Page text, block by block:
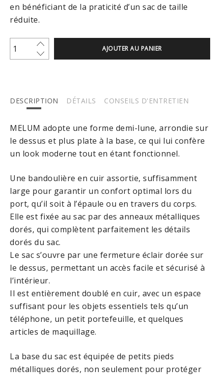
en bénéficiant de la praticité d’un sac de taille
réduite.
AJOUTER AU PANIER
DESCRIPTION DÉTAILS CONSEILS D'ENTRETIEN
MELUM adopte une forme demi-lune, arrondie sur
le dessus et plus plate à la base, ce qui lui confère
un look moderne tout en étant fonctionnel.
Une bandoulière en cuir assortie, suffisamment
large pour garantir un confort optimal lors du
port, qu’il soit à l’épaule ou en travers du corps.
Elle est fixée au sac par des anneaux métalliques
dorés, qui complètent parfaitement les détails
dorés du sac.
Le sac s’ouvre par une fermeture éclair dorée sur
le dessus, permettant un accès facile et sécurisé à
l’intérieur.
Il est entièrement doublé en cuir, avec un espace
suffisant pour les objets essentiels tels qu’un
téléphone, un petit portefeuille, et quelques
articles de maquillage.
La base du sac est équipée de petits pieds
métalliques dorés, non seulement pour protéger